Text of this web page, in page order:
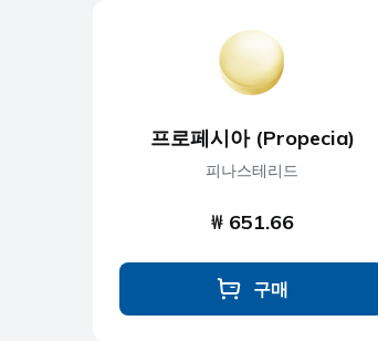
프로페시아 (Propecia)
피나스테리드
₩ 651.66
구매